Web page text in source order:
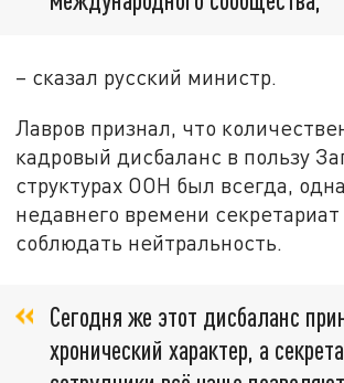
– сказал русский министр.
Лавров признал, что
кадровый дисбаланс в пользу
структурах ООН был всегда,
недавнего времени секретариат
соблюдать нейтральность.
Сегодня же этот дисбаланс
хронический характер, а